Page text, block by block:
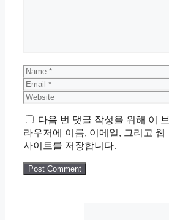
Name
Email
Website
다음 번 댓글 작성을 위해 이 브
라우저에 이름, 이메일, 그리고 웹
사이트를 저장합니다.